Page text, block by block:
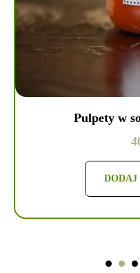
Pulpety w